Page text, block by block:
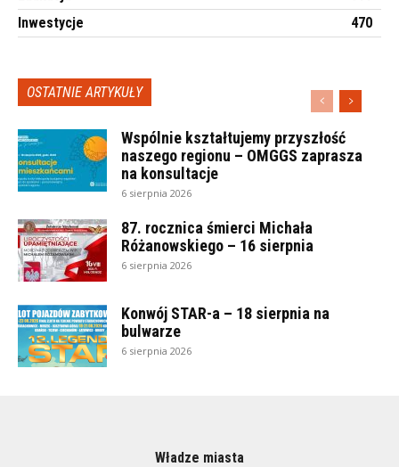
Inwestycje
470
OSTATNIE ARTYKUŁY
Wspólnie kształtujemy przyszłość
naszego regionu – OMGGS zaprasza
na konsultacje
6 sierpnia 2026
87. rocznica śmierci Michała
Różanowskiego – 16 sierpnia
6 sierpnia 2026
Konwój STAR-a – 18 sierpnia na
bulwarze
6 sierpnia 2026
Władze miasta